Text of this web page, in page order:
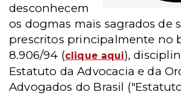
desconhecem
os dogmas mais sagrados de
prescritos principalmente no
8.906/94 (clique aqui),
Estatuto da Advocacia e da
Advogados do Brasil